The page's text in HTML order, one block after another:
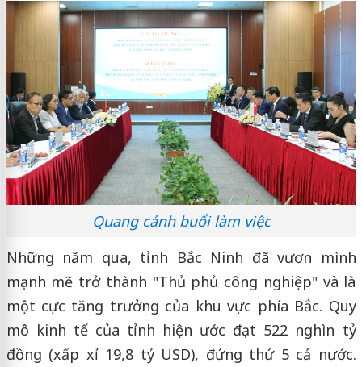
Quang cảnh buổi làm việc
Những năm qua, tỉnh Bắc Ninh đã vươn mình
mạnh mẽ trở thành "Thủ phủ công nghiệp" và là
một cực tăng trưởng của khu vực phía Bắc. Quy
mô kinh tế của tỉnh hiện ước đạt 522 nghìn tỷ
đồng (xấp xỉ 19,8 tỷ USD), đứng thứ 5 cả nước.